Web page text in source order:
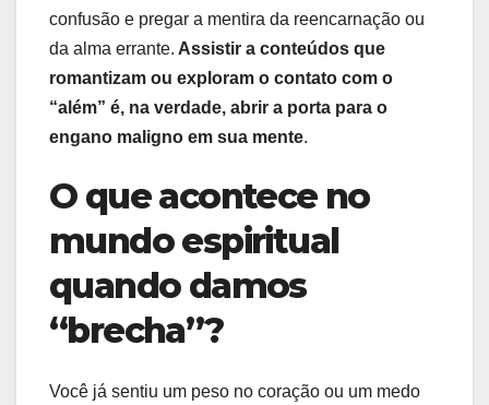
confusão e pregar a mentira da reencarnação ou
da alma errante. Assistir a conteúdos que
romantizam ou exploram o contato com o
“além” é, na verdade, abrir a porta para o
engano maligno em sua mente.
O que acontece no
mundo espiritual
quando damos
“brecha”?
Você já sentiu um peso no coração ou um medo